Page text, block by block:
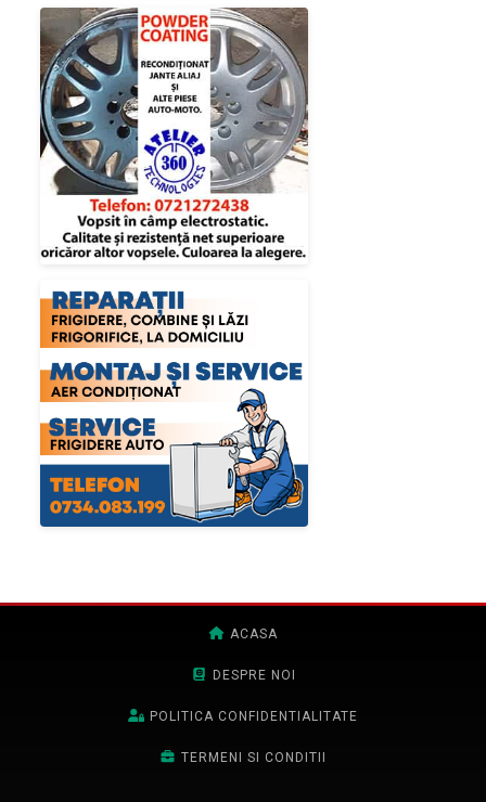
ACASA
DESPRE NOI
POLITICA CONFIDENTIALITATE
TERMENI SI CONDITII